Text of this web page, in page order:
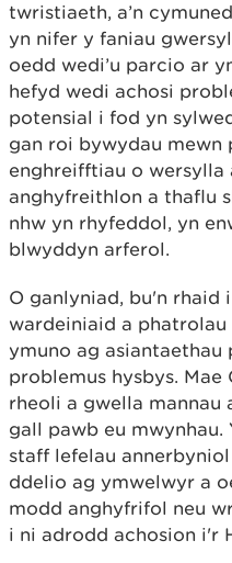
twristiaeth, a’n
yn nifer y faniau
oedd wedi’u parcio ar
hefyd wedi achosi
potensial i fod yn
gan roi bywydau mewn
enghreifftiau o
anghyfreithlon a thaflu
nhw yn rhyfeddol, yn
blwyddyn arferol.
O ganlyniad, bu'n rhaid
wardeiniaid a
ymuno ag
problemus hysbys. Mae
rheoli a gwella mannau
gall pawb eu mwynhau.
staff lefelau
ddelio ag ymwelwyr a
modd anghyfrifol neu
i ni adrodd achosion i'r